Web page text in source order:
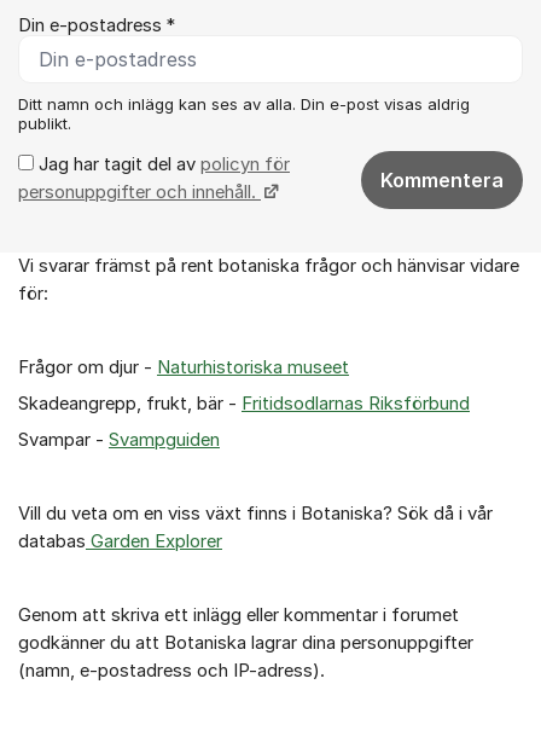
Din e-postadress *
Ditt namn och inlägg kan ses av alla. Din e-post visas aldrig
publikt.
Jag har tagit del av policyn för
personuppgifter och innehåll.
Kommentera
Om forumet
Vi svarar främst på rent botaniska frågor och hänvisar vidare
för:
Frågor om djur - Naturhistoriska museet
Skadeangrepp, frukt, bär - Fritidsodlarnas Riksförbund
Svampar - Svampguiden
Vill du veta om en viss växt finns i Botaniska? Sök då i vår
databas Garden Explorer
Genom att skriva ett inlägg eller kommentar i forumet
godkänner du att Botaniska lagrar dina personuppgifter
(namn, e-postadress och IP-adress).